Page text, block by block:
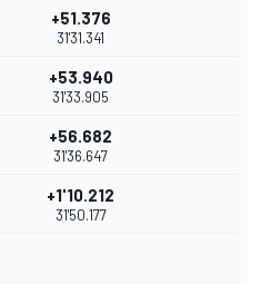
+51.376
31'31.341
+53.940
31'33.905
+56.682
31'36.647
+1'10.212
31'50.177